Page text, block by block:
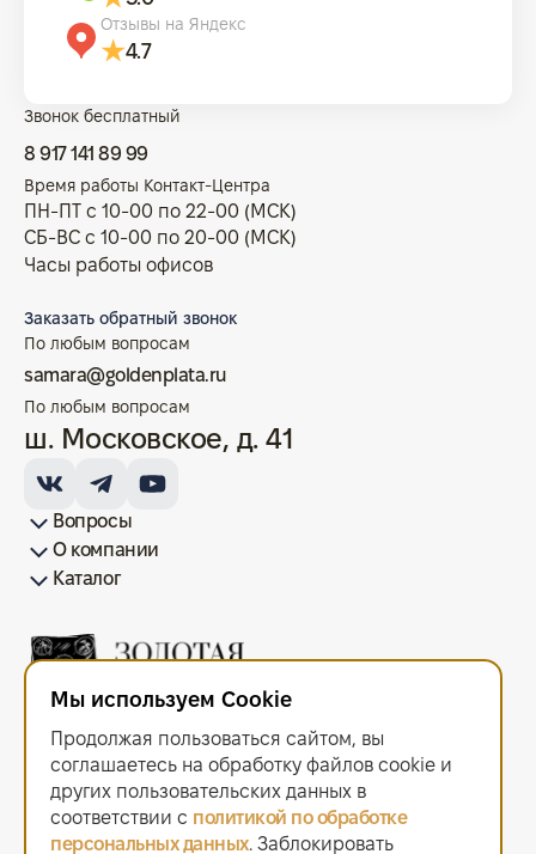
Отзывы на Яндекс
4.7
Вопросы
Как купить/продать
Условия оплаты
Условия доставки
Гарантия на товар
Возврат монет
Карта сайта
О компании
Франшиза
История
Вопрос-ответ
Отзывы
Лицензии и документы
Контакты офисов
Новости
БлогКаталог
Звонок бесплатный
8 917 141 89 99
Время работы Контакт-Центра
ПН-ПТ с 10-00 по 22-00 (МСК)
СБ-ВС с 10-00 по 20-00 (МСК)
Часы работы офисов
Заказать обратный звонок
По любым вопросам
samara@goldenplata.ru
По любым вопросам
ш. Московское, д. 41
ИНН 6679143916 ОГРН 1216600044297
Политика в отношении обработки персональных данных
Согласие на обработку персональных данных
Мы используем cookie. Это позволяет нам анализировать
взаимодействие посетителей с сайтом и делать его лучше.
Продолжая пользоваться сайтом, вы соглашаетесь с использованием
Мы используем Cookie
Продолжая пользоваться сайтом, вы
соглашаетесь на обработку файлов сооkiе и
других пользовательских данных в
соответствии с политикой по обработке
персональных данных. Заблокировать